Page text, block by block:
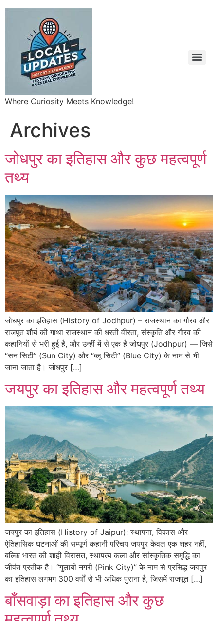
Where Curiosity Meets Knowledge!
Archives
जोधपुर का इतिहास और कुछ महत्वपूर्ण
तथ्य
जोधपुर का इतिहास (History of Jodhpur) – राजस्थान का गौरव और
राजपूत शौर्य की गाथा राजस्थान की धरती वीरता, संस्कृति और गौरव की
कहानियों से भरी हुई है, और उन्हीं में से एक है जोधपुर (Jodhpur) — जिसे
“सन सिटी” (Sun City) और “ब्लू सिटी” (Blue City) के नाम से भी
जाना जाता है। जोधपुर […]
जयपुर का इतिहास और महत्वपूर्ण तथ्य
जयपुर का इतिहास (History of Jaipur): स्थापना, विकास और
ऐतिहासिक घटनाओं की सम्पूर्ण कहानी परिचय जयपुर केवल एक शहर नहीं,
बल्कि भारत की शाही विरासत, स्थापत्य कला और सांस्कृतिक समृद्धि का
जीवंत प्रतीक है। “गुलाबी नगरी (Pink City)” के नाम से प्रसिद्ध जयपुर
का इतिहास लगभग 300 वर्षों से भी अधिक पुराना है, जिसमें राजपूत […]
बाँसवाड़ा का इतिहास और कुछ